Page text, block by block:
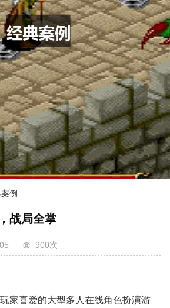
例
战局全掌
900次
家喜爱的大型多人在线角色扮演游